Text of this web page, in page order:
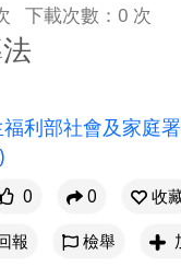
下載次數：0 次
利部社會及家庭署
0 0
收
報
檢舉